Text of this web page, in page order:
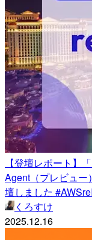
【登壇レポート】
Agent（プレビュー
壇しました
くろすけ
2025.12.16